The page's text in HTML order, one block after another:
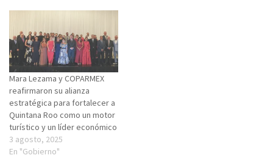
Mara Lezama y COPARMEX
reafirmaron su alianza
estratégica para fortalecer a
Quintana Roo como un motor
turístico y un líder económico
3 agosto, 2025
En "Gobierno"